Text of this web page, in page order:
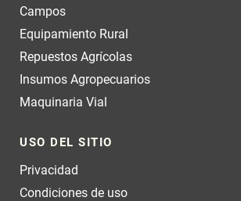
Campos
Equipamiento Rural
Repuestos Agrícolas
Insumos Agropecuarios
Maquinaria Vial
USO DEL SITIO
Privacidad
Condiciones de uso